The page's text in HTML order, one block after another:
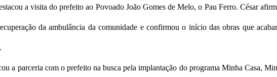
a visita do prefeito ao Povoado João Gomes de Melo, o Pau Ferro. César
da ambulância da comunidade e confirmou o início das obras que
a parceria com o prefeito na busca pela implantação do programa Minha Casa,